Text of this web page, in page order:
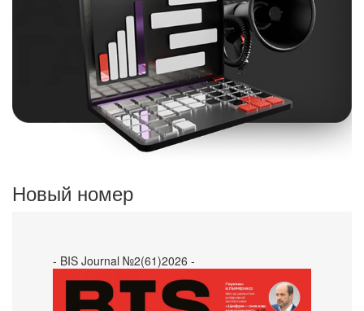
Новый номер
- BIS Journal №2(61)2026 -